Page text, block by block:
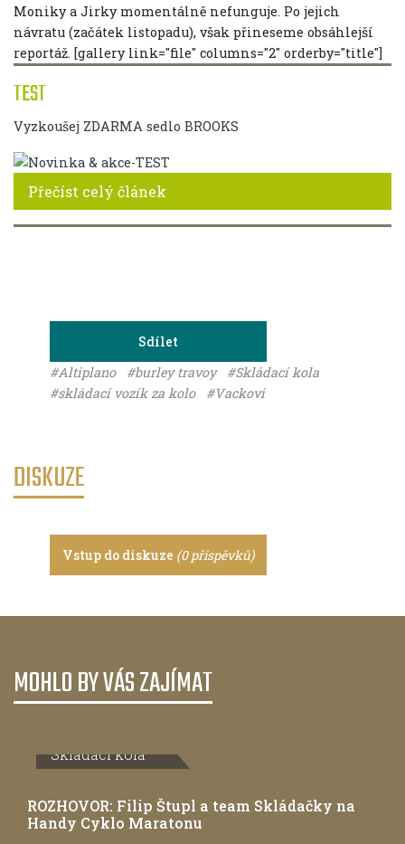
TEST
Vyzkoušej ZDARMA sedlo BROOKS
Přečíst celý článek
Moniky a Jirky momentálně nefunguje. Po jejich
návratu (začátek listopadu), však přineseme obsáhlejší
reportáž. [gallery link="file" columns="2" orderby="title"]
Sdílet
#Altiplano
#burley travoy #Skládací kola
#skládací vozík za kolo
#Vackovi
DISKUZE
Vstup do diskuze (0 příspěvků)
MOHLO BY VÁS ZAJÍMAT
Skládací kola
ROZHOVOR: Filip Štupl a team Skládačky na
Handy Cyklo Maratonu